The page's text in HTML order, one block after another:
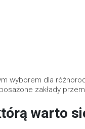
wyborem dla
zakłady
warto